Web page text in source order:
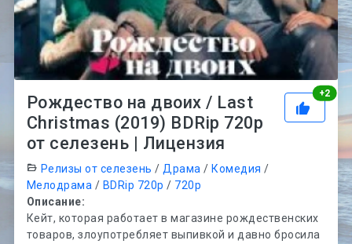
+2
Рождество на двоих / Last
Christmas (2019) BDRip 720p
от селезень | Лицензия
Релизы от селезень / Драма / Комедия /
Мелодрама / BDRip 720p / 720p
Описание:
Кейт, которая работает в магазине рождественских
товаров, злоупотребляет выпивкой и давно бросила